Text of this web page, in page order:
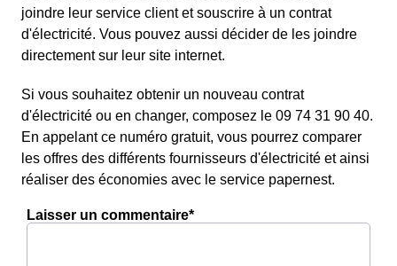
joindre leur service client et souscrire à un contrat
d'électricité. Vous pouvez aussi décider de les joindre
directement sur leur site internet.
Si vous souhaitez obtenir un nouveau contrat
d'électricité ou en changer, composez le 09 74 31 90 40.
En appelant ce numéro gratuit, vous pourrez comparer
les offres des différents fournisseurs d'électricité et ainsi
réaliser des économies avec le service papernest.
Laisser un commentaire*